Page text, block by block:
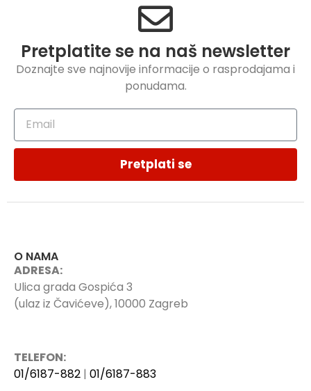
Pretplatite se na naš newsletter
Doznajte sve najnovije informacije o rasprodajama i
ponudama.
Pretplati se
O NAMA
ADRESA:
Ulica grada Gospića 3
(ulaz iz Čavićeve), 10000 Zagreb
TELEFON:
01/6187-882 | 01/6187-883